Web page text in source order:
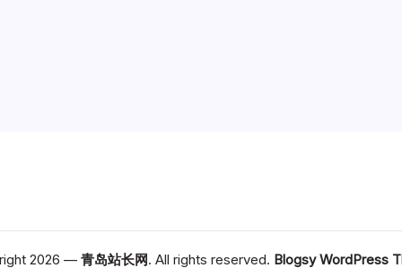
2026 — 青岛站长网. All rights reserved. Blogsy WordPress